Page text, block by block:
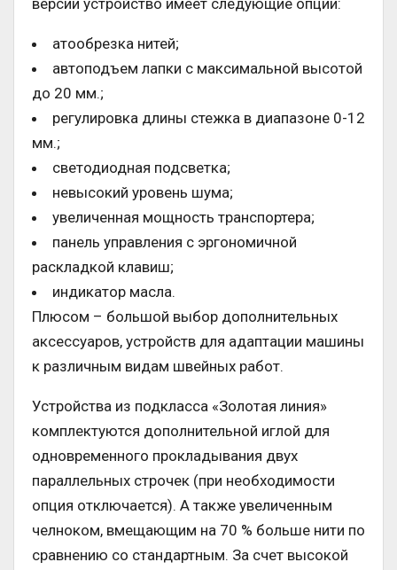
версии устройство имеет следующие опции:
атообрезка нитей;
автоподъем лапки с максимальной высотой
до 20 мм.;
регулировка длины стежка в диапазоне 0-12
мм.;
светодиодная подсветка;
невысокий уровень шума;
увеличенная мощность транспортера;
панель управления с эргономичной
раскладкой клавиш;
индикатор масла.
Плюсом – большой выбор дополнительных
аксессуаров, устройств для адаптации машины
к различным видам швейных работ.
Устройства из подкласса «Золотая линия»
комплектуются дополнительной иглой для
одновременного прокладывания двух
параллельных строчек (при необходимости
опция отключается). А также увеличенным
челноком, вмещающим на 70 % больше нити по
сравнению со стандартным. За счет высокой